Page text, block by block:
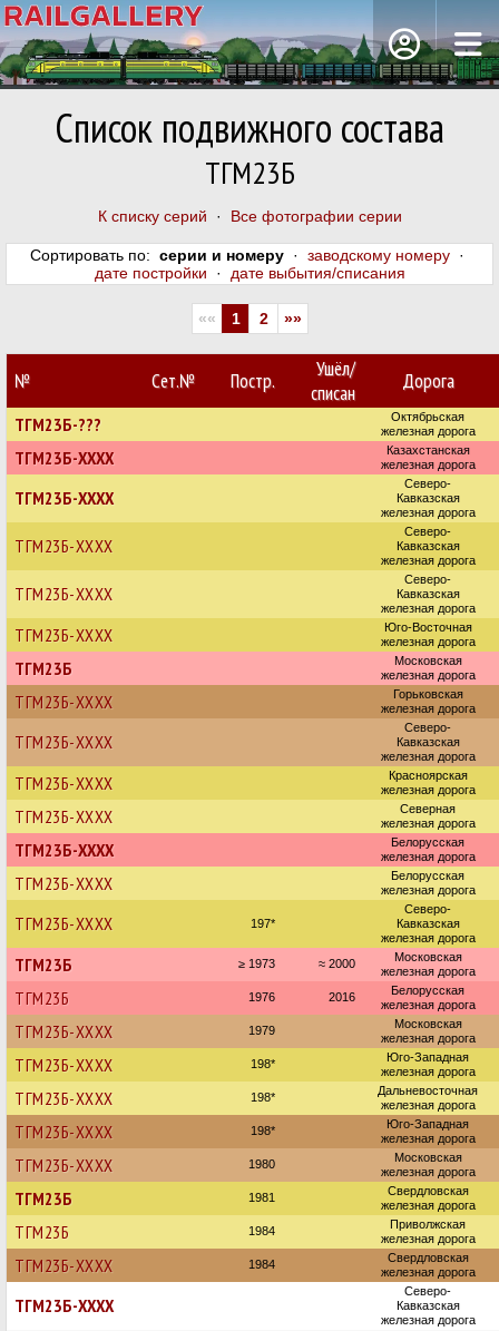
Список подвижного состава
ТГМ23Б
К списку серий · Все фотографии серии
Сортировать по: серии и номеру · заводскому номеру ·
дате постройки · дате выбытия/списания
«« 1 2 »»
№ Сет.№ Постр.
Ушёл/
списан
Дорога
ТГМ23Б-???
Октябрьская
железная дорога
ТГМ23Б-ХХХХ
Казахстанская
железная дорога
ТГМ23Б-ХХХХ
Северо-
Кавказская
железная дорога
ТГМ23Б-XXXX
Северо-
Кавказская
железная дорога
ТГМ23Б-ХХХХ
Северо-
Кавказская
железная дорога
ТГМ23Б-ХХХХ
Юго-Восточная
железная дорога
ТГМ23Б
Московская
железная дорога
ТГМ23Б-ХХХХ
Горьковская
железная дорога
ТГМ23Б-ХХХХ
Северо-
Кавказская
железная дорога
ТГМ23Б-ХХХХ
Красноярская
железная дорога
ТГМ23Б-ХХХХ
Северная
железная дорога
ТГМ23Б-ХХХХ
Белорусская
железная дорога
ТГМ23Б-ХХХХ
Белорусская
железная дорога
ТГМ23Б-ХХХХ 197*
Северо-
Кавказская
железная дорога
ТГМ23Б ≥ 1973 ≈ 2000
Московская
железная дорога
ТГМ23Б 1976 2016
Белорусская
железная дорога
ТГМ23Б-ХХХХ 1979
Московская
железная дорога
ТГМ23Б-ХХХХ 198*
Юго-Западная
железная дорога
ТГМ23Б-ХХХХ 198*
Дальневосточная
железная дорога
ТГМ23Б-ХХХХ 198*
Юго-Западная
железная дорога
ТГМ23Б-ХХХХ 1980
Московская
железная дорога
ТГМ23Б 1981
Свердловская
железная дорога
ТГМ23Б 1984
Приволжская
железная дорога
ТГМ23Б-ХХХХ 1984
Свердловская
железная дорога
ТГМ23Б-ХХХХ
Северо-
Кавказская
железная дорога